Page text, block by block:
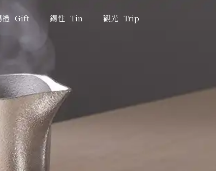
Gift 錫性 Tin 觀光 Trip